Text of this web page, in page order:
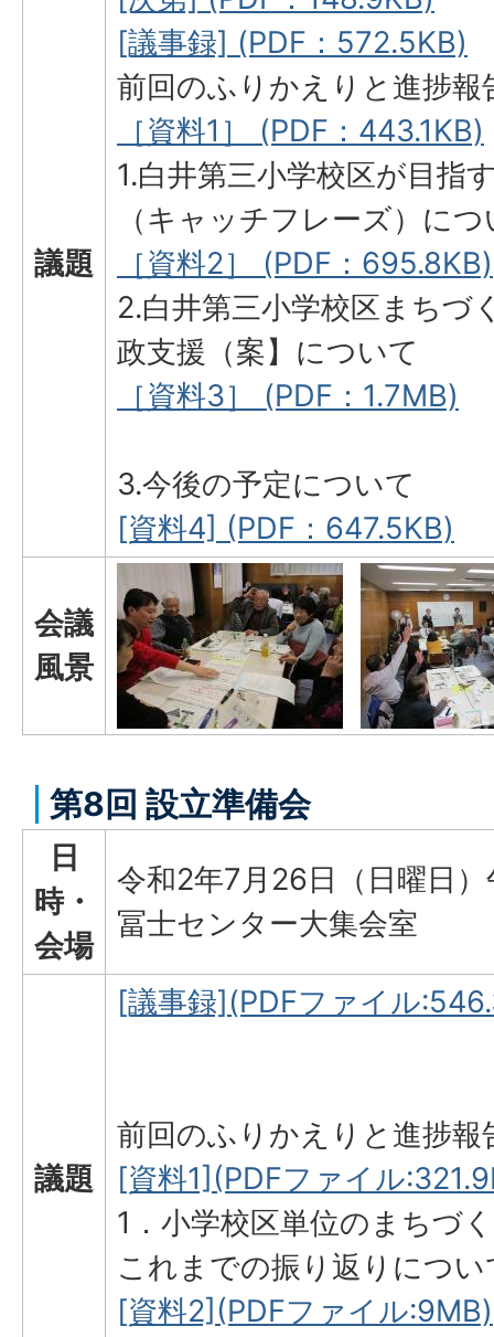
議題
[議事録] (PDF：572.5KB)
前回のふりかえりと進捗報
［資料1］ (PDF：443.1KB)
1.白井第三小学校区が目指
（キャッチフレーズ）に
［資料2］ (PDF：695.8KB)
2.白井第三小学校区まちづ
政支援（案】について
［資料3］ (PDF：1.7MB)
3.今後の予定について
[資料4] (PDF：647.5KB)
会議
風景
第8回 設立準備会
日
時・
会場
令和2年7月26日（日曜日
冨士センター大集会室
議題
[議事録](PDFファイル
前回のふりかえりと進捗報
[資料1](PDFファイル
1．小学校区単位のまちづ
これまでの振り返りについ
[資料2](PDFファイル:9MB)